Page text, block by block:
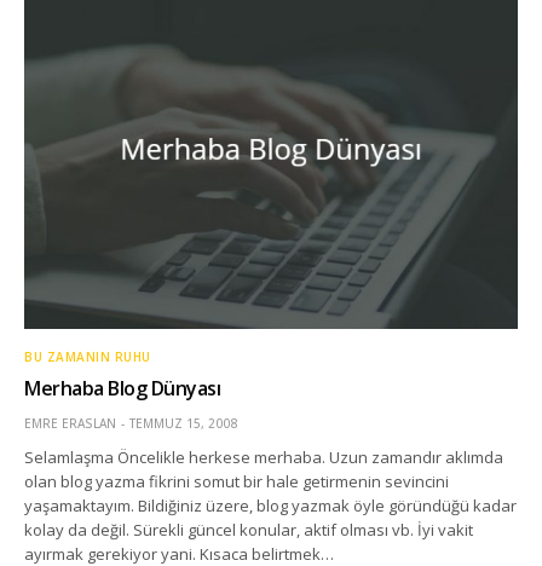
BU ZAMANIN RUHU
Merhaba Blog Dünyası
EMRE ERASLAN TEMMUZ 15, 2008
Selamlaşma Öncelikle herkese merhaba. Uzun zamandır aklımda
olan blog yazma fikrini somut bir hale getirmenin sevincini
yaşamaktayım. Bildiğiniz üzere, blog yazmak öyle göründüğü kadar
kolay da değil. Sürekli güncel konular, aktif olması vb. İyi vakit
ayırmak gerekiyor yani. Kısaca belirtmek…